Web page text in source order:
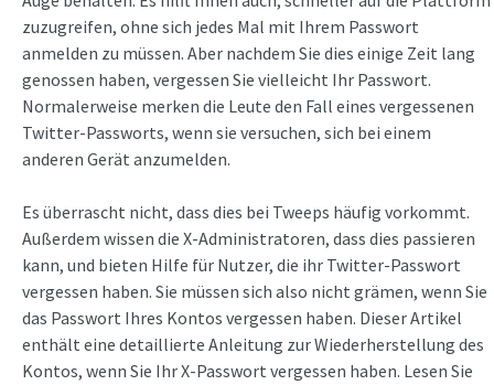
zuzugreifen, ohne sich jedes Mal mit Ihrem Passwort
anmelden zu müssen. Aber nachdem Sie dies einige Zeit lang
genossen haben, vergessen Sie vielleicht Ihr Passwort.
Normalerweise merken die Leute den Fall eines vergessenen
Twitter-Passworts, wenn sie versuchen, sich bei einem
anderen Gerät anzumelden.
Es überrascht nicht, dass dies bei Tweeps häufig vorkommt.
Außerdem wissen die X-Administratoren, dass dies passieren
kann, und bieten Hilfe für Nutzer, die ihr Twitter-Passwort
vergessen haben. Sie müssen sich also nicht grämen, wenn Sie
das Passwort Ihres Kontos vergessen haben. Dieser Artikel
enthält eine detaillierte Anleitung zur Wiederherstellung des
Kontos, wenn Sie Ihr X-Passwort vergessen haben. Lesen Sie